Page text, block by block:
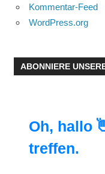
Kommentar-Feed
WordPress.org
ABONNIERE
Oh, hallo
treffen.